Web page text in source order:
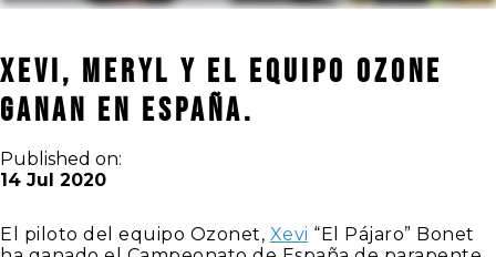
XEVI, MERYL Y EL EQUIPO OZONE
GANAN EN ESPAÑA.
Published on:
14 Jul 2020
El piloto del equipo Ozonet, Xevi “El Pájaro” Bonet